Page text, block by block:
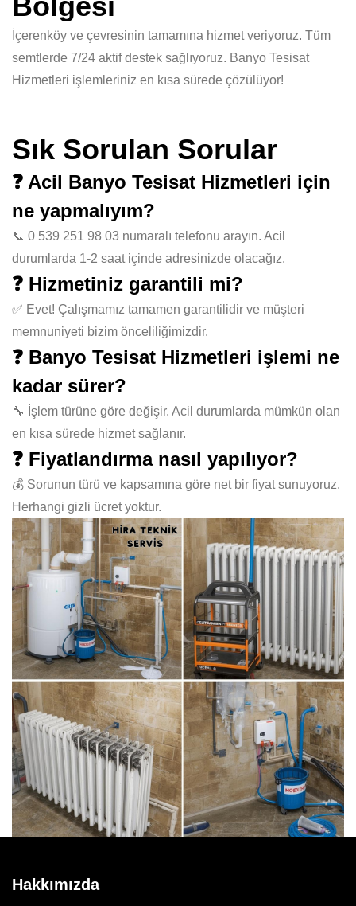
İçerenköy ve çevresinin tamamına hizmet veriyoruz. Tüm
semtlerde 7/24 aktif destek sağlıyoruz. Banyo Tesisat
Hizmetleri işlemleriniz en kısa sürede çözülüyor!
Sık Sorulan Sorular
❓ Acil Banyo Tesisat Hizmetleri için
ne yapmalıyım?
📞 0 539 251 98 03 numaralı telefonu arayın. Acil
durumlarda 1-2 saat içinde adresinizde olacağız.
❓ Hizmetiniz garantili mi?
✅ Evet! Çalışmamız tamamen garantilidir ve müşteri
memnuniyeti bizim önceliliğimizdir.
❓ Banyo Tesisat Hizmetleri işlemi ne
kadar sürer?
🔧 İşlem türüne göre değişir. Acil durumlarda mümkün olan
en kısa sürede hizmet sağlanır.
❓ Fiyatlandırma nasıl yapılıyor?
💰 Sorunun türü ve kapsamına göre net bir fiyat sunuyoruz.
Herhangi gizli ücret yoktur.
Hakkımızda